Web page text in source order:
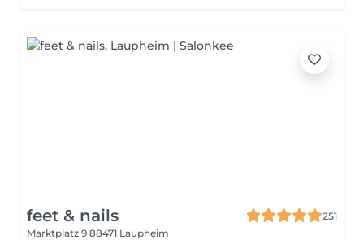
feet & nails
251
Marktplatz 9 88471 Laupheim